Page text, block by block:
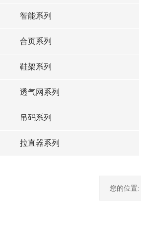
智能系列
合页系列
鞋架系列
透气网系列
吊码系列
拉直器系列
您的位置: